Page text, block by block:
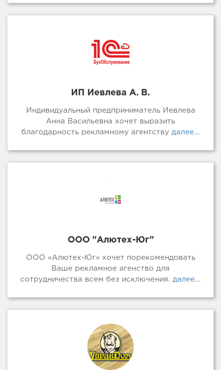
ИП Иевлева А. В.
Индивидуальный предприниматель Иевлева
Анна Васильевна хочет выразить
благодарность рекламному агентству далее...
ООО "Алютех-Юг"
ООО «Алютех-Юг» хочет порекомендовать
Ваше рекламное агенство для
сотрудничества всем без исключения. далее...